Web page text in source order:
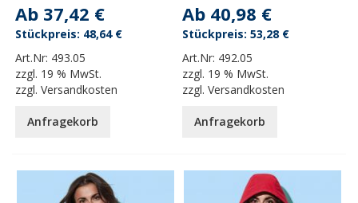
Ab 37,42 €
Art.Nr: 493.05
zzgl. 19 % MwSt.
zzgl.Versandkosten
48,64 €
Anfragekorb
Ab 40,98 €
Art.Nr: 492.05
zzgl. 19 % MwSt.
zzgl.Versandkosten
53,28 €
Anfragekorb